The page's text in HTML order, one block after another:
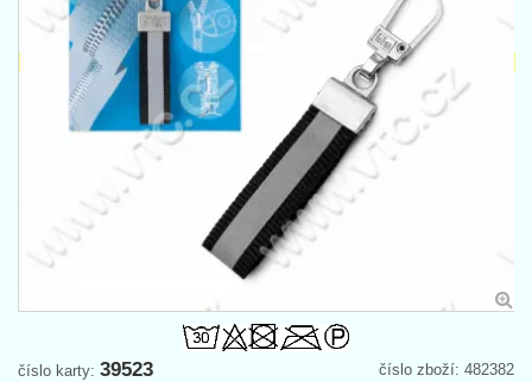
číslo zboží: 482382
číslo karty: 39523